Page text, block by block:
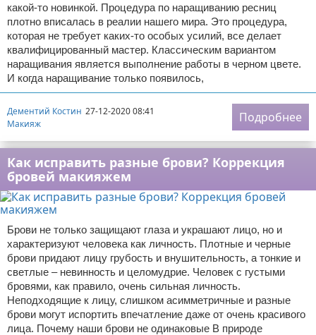
какой-то новинкой. Процедура по наращиванию ресниц
плотно вписалась в реалии нашего мира. Это процедура,
которая не требует каких-то особых усилий, все делает
квалифицированный мастер. Классическим вариантом
наращивания является выполнение работы в черном цвете.
И когда наращивание только появилось,
Дементий Костин 27-12-2020 08:41
Макияж
Подробнее
Как исправить разные брови? Коррекция
бровей макияжем
Брови не только защищают глаза и украшают лицо, но и
характеризуют человека как личность. Плотные и черные
брови придают лицу грубость и внушительность, а тонкие и
светлые – невинность и целомудрие. Человек с густыми
бровями, как правило, очень сильная личность.
Неподходящие к лицу, слишком асимметричные и разные
брови могут испортить впечатление даже от очень красивого
лица. Почему наши брови не одинаковые В природе